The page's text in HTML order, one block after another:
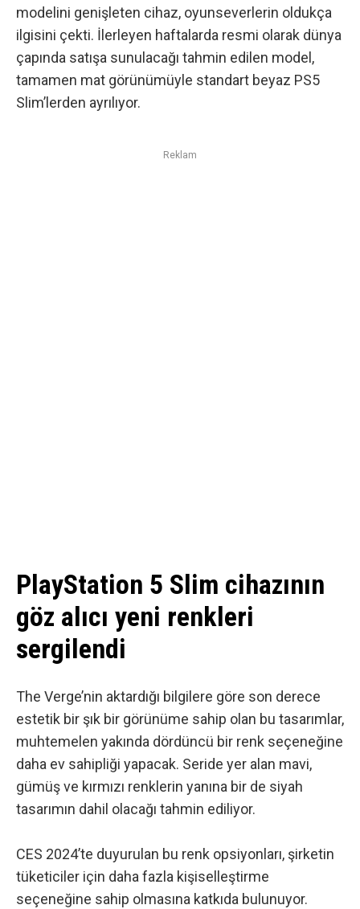
modelini genişleten cihaz, oyunseverlerin oldukça
ilgisini çekti. İlerleyen haftalarda resmi olarak dünya
çapında satışa sunulacağı tahmin edilen model,
tamamen mat görünümüyle standart beyaz PS5
Slim’lerden ayrılıyor.
Reklam
PlayStation 5 Slim cihazının
göz alıcı yeni renkleri
sergilendi
The Verge’nin aktardığı bilgilere göre son derece
estetik bir şık bir görünüme sahip olan bu tasarımlar,
muhtemelen yakında dördüncü bir renk seçeneğine
daha ev sahipliği yapacak. Seride yer alan mavi,
gümüş ve kırmızı renklerin yanına bir de siyah
tasarımın dahil olacağı tahmin ediliyor.
CES 2024’te duyurulan bu renk opsiyonları, şirketin
tüketiciler için daha fazla kişiselleştirme
seçeneğine sahip olmasına katkıda bulunuyor.